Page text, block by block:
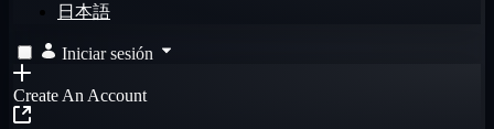
日本語
Iniciar sesión
Create An Account